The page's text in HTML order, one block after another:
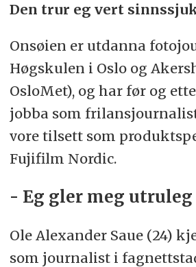
Den trur eg vert
Onsøien er utdanna
Høgskulen i Oslo og
OsloMet), og har før og
jobba som
vore tilsett som
Fujifilm Nordic.
- Eg gler meg utruleg
Ole Alexander Saue (24)
som journalist i